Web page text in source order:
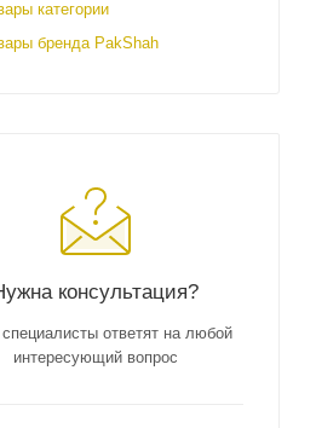
категории
бренда PakShah
консультация?
ответят на любой
интересующий вопрос